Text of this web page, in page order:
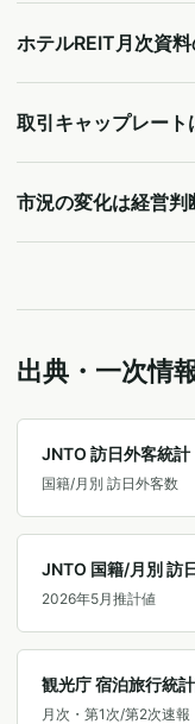
ホテルREIT月次資
取引キャップレート
市況の変化は経営判
出典・一次情
JNTO 訪日外客統計
国籍/月別 訪日外客数
JNTO 国籍/月別 訪
2026年5月推計値
観光庁 宿泊旅行統
月次・第1次/第2次速報